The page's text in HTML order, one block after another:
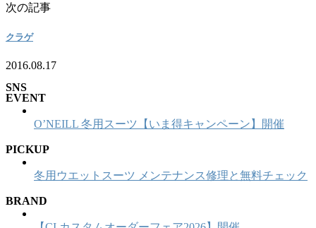
次の記事
クラゲ
2016.08.17
SNS
EVENT
O’NEILL 冬用スーツ【いま得キャンペーン】開催
PICKUP
冬用ウエットスーツ メンテナンス修理と無料チェック
BRAND